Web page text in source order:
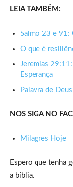
LEIA TAMBÉM:
Salmo 23 e 91:
O que é
Jeremias
Esperança
Palavra de
NOS SIGA NO
Milagres Hoje
Espero que tenha
a bíblia.